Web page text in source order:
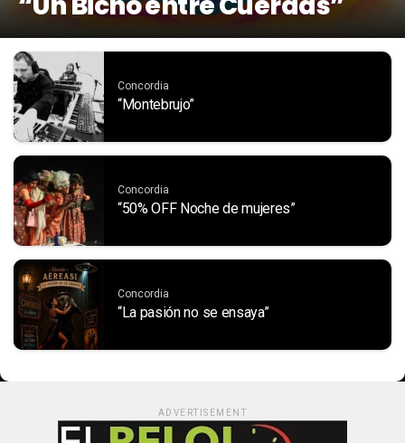
Concordia
“Montebrujo”
Concordia
“50% OFF Noche de mujeres”
Concordia
“La pasión no se ensaya”
ADVERTISEMENT